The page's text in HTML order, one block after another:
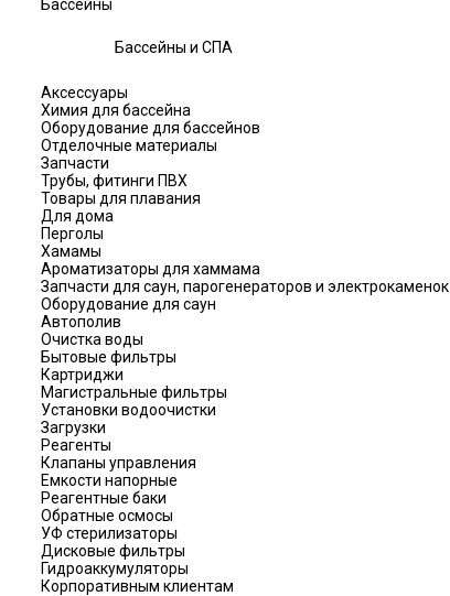
Бассейны
Бассейны и СПА
Аксессуары
Химия для бассейна
Оборудование для бассейнов
Отделочные материалы
Запчасти
Трубы, фитинги ПВХ
Товары для плавания
Для дома
Перголы
Хамамы
Ароматизаторы для хаммама
Запчасти для саун, парогенераторов и электрокаменок
Оборудование для саун
Автополив
Очистка воды
Бытовые фильтры
Картриджи
Магистральные фильтры
Установки водоочистки
Загрузки
Реагенты
Клапаны управления
Емкости напорные
Реагентные баки
Обратные осмосы
УФ стерилизаторы
Дисковые фильтры
Гидроаккумуляторы
Корпоративным клиентам